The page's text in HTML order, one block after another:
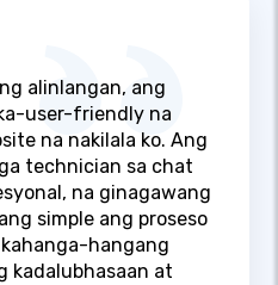
alinlangan, ang
user-friendly na
na nakilala ko. Ang
technician sa chat
na ginagawang
simple ang proseso
hangang
kadalubhasaan at